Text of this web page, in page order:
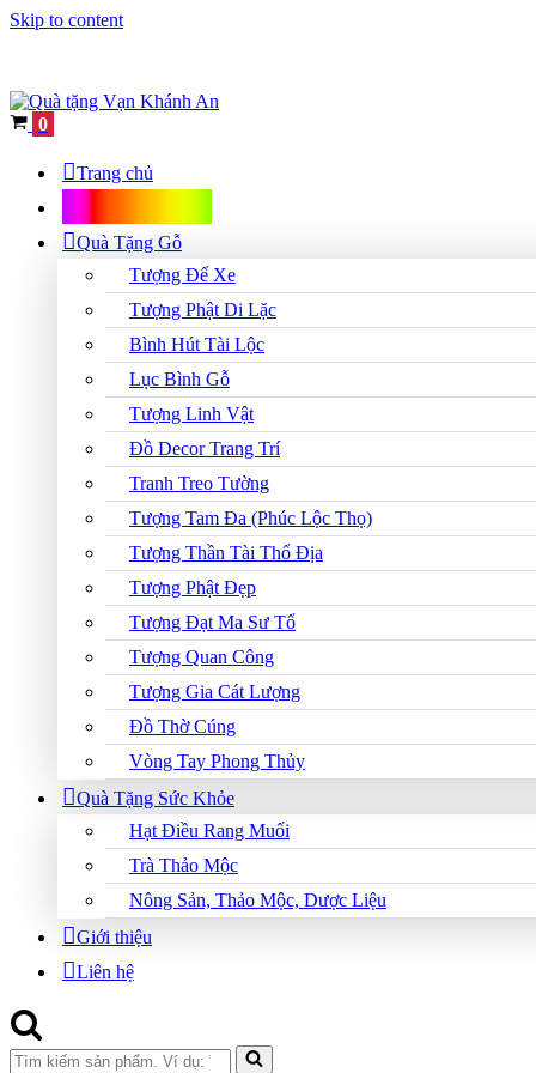
Skip to content
Cart
0
Trang chủ
Quà Tặng Gỗ
Tượng Để Xe
Tượng Phật Di Lặc
Bình Hút Tài Lộc
Lục Bình Gỗ
Tượng Linh Vật
Đồ Decor Trang Trí
Tranh Treo Tường
Tượng Tam Đa (Phúc Lộc Thọ)
Tượng Thần Tài Thổ Địa
Tượng Phật Đẹp
Tượng Đạt Ma Sư Tổ
Tượng Quan Công
Tượng Gia Cát Lượng
Đồ Thờ Cúng
Vòng Tay Phong Thủy
Quà Tặng Sức Khỏe
Hạt Điều Rang Muối
Trà Thảo Mộc
Nông Sản, Thảo Mộc, Dược Liệu
Giới thiệu
Liên hệ
Search